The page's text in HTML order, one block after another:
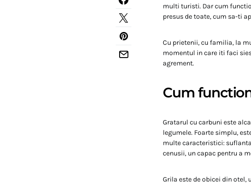
multi turisti. Dar cum
presus de toate, cum sa-ti
Cu prietenii, cu familia, la
momentul in care iti faci
agrement.
Cum
Gratarul cu carbuni este
legumele. Foarte simplu,
multe caracteristici:
cenusii, un capac pentru a
Grila este de obicei din